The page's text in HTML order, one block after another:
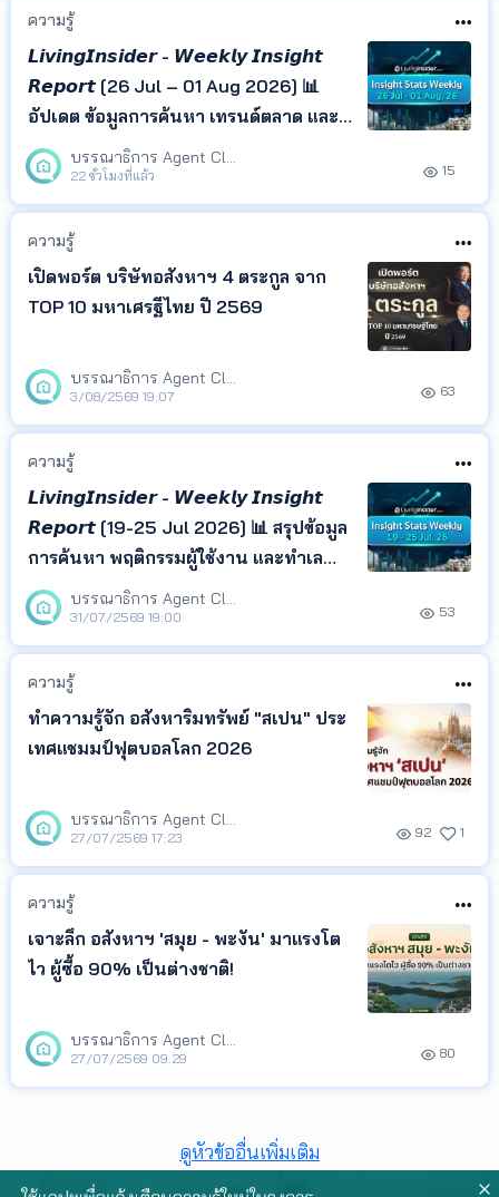
ความรู้
𝙇𝙞𝙫𝙞𝙣𝙜𝙄𝙣𝙨𝙞𝙙𝙚𝙧 - 𝙒𝙚𝙚𝙠𝙡𝙮 𝙄𝙣𝙨𝙞𝙜𝙝𝙩
𝙍𝙚𝙥𝙤𝙧𝙩 [26 Jul – 01 Aug 2026] 📊
อัปเดต ข้อมูลการค้นหา เทรนด์ตลาด และ
ทำเลยอดนิยม จาก LivingInsider พร้อม
Insight ที่ช่วยให้คุณเข้าใจพฤติกรรมผู้
ค้นหา และติดตามทิศทางตลาด
อสังหาริมทรัพย์ได้ในที่เดียว
บรรณาธิการ Agent Club
22 ชั่วโมงที่แล้ว 15
ความรู้
เปิดพอร์ต บริษัทอสังหาฯ 4 ตระกูล จาก
TOP 10 มหาเศรฐีไทย ปี 2569
บรรณาธิการ Agent Club
3/08/2569 19:07 63
ความรู้
𝙇𝙞𝙫𝙞𝙣𝙜𝙄𝙣𝙨𝙞𝙙𝙚𝙧 - 𝙒𝙚𝙚𝙠𝙡𝙮 𝙄𝙣𝙨𝙞𝙜𝙝𝙩
𝙍𝙚𝙥𝙤𝙧𝙩 [19-25 Jul 2026] 📊 สรุปข้อมูล
การค้นหา พฤติกรรมผู้ใช้งาน และทำเล
ยอดนิยม จาก LivingInsider พร้อม
Insight ที่สะท้อนความสนใจของผู้ค้นหา
เพื่อช่วยให้เจ้าของอสังหาฯ เอเจนต์ และ
นักลงทุน ติดตามทิศทางตลาด และนำ
ข้อมูลไปวางแผนกา
บรรณาธิการ Agent Club
31/07/2569 19:00 53
ความรู้
ทำความรู้จัก อสังหาริมทรัพย์ "สเปน" ประ
เทศแชมมป์ฟุตบอลโลก 2026
บรรณาธิการ Agent Club
27/07/2569 17:23 92 1
ความรู้
เจาะลึก อสังหาฯ 'สมุย - พะงัน' มาแรงโต
ไว ผู้ซื้อ 90% เป็นต่างชาติ!
บรรณาธิการ Agent Club
27/07/2569 09:29 80
ดูหัวข้ออื่นเพิ่มเติม